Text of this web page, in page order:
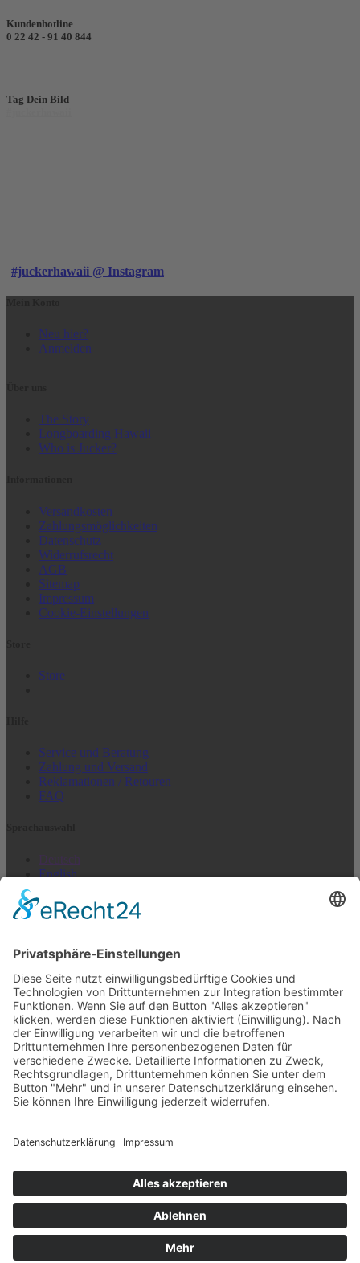
Kundenhotline
0 22 42 - 91 40 844
Tag Dein Bild
#juckerhawaii @ Instagram
Neu hier?
Anmelden
The Story
Longboarding Hawaii
Who is Jucker?
Versandkosten
Zahlungsmöglichkeiten
Datenschutz
Widerrufsrecht
AGB
Sitemap
Impressum
Cookie-Einstellungen
Store
Service und Beratung
Zahlung und Versand
Reklamationen / Retouren
FAQ
Deutsch
English
Italiano
Español
US + Canada
Newsletter abonnieren
E-Mail (Wiederholung)*
Ich akzepiere, nichts zu erhalten*
Email-Adresse
abonnieren
Abmeldung jederzeit möglich >Newsletter
© Mike Jucker (Deutschland) GmbH · Königstrasse 19b · D-53773
Hennef · Fon: +49 (0) 2242 9140844 · Fax: +49 (0) 2242 9140847
info@juckerhawaii.com